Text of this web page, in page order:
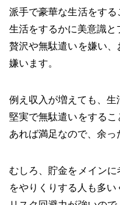
派手で豪華な生活をす
生活をするかに美意識と
贅沢や無駄遣いを嫌い
嫌います。
例え収入が増えても、生
堅実で無駄遣いをする
あれば満足なので、余っ
むしろ、貯金をメイン
をやりくりする人も多い